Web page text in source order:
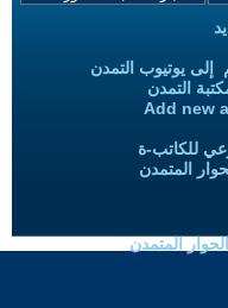
إلى يوتيوب التمدن
التمدن
Add new
للكاتب-ة
المتمدن
المتمدن